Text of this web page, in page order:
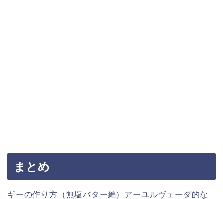
まとめ
ギーの作り方（無塩バター編）アーユルヴェーダ的な